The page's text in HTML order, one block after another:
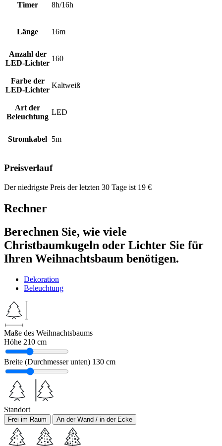
Timer 8h/16h
Länge 16m
Anzahl der
LED-Lichter
160
Farbe der
LED-Lichter
Kaltweiß
Art der
Beleuchtung
LED
Stromkabel 5m
Preisverlauf
Der niedrigste Preis der letzten 30 Tage ist 19 €
Rechner
Berechnen Sie, wie viele
Christbaumkugeln oder Lichter Sie für
Ihren Weihnachtsbaum benötigen.
Dekoration
Beleuchtung
Maße des Weihnachtsbaums
Höhe 210 cm
Breite (Durchmesser unten) 130 cm
Standort
Frei im Raum An der Wand / in der Ecke